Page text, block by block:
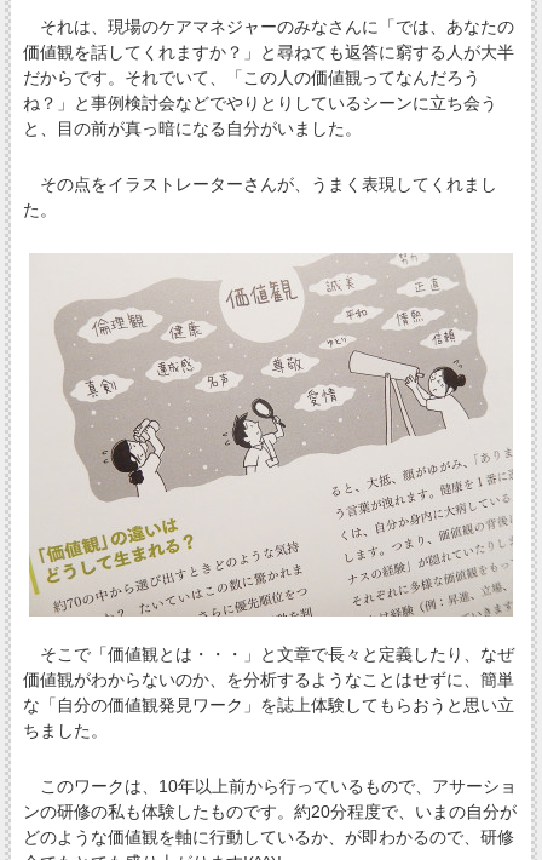
それは、現場のケアマネジャーのみなさんに「では、あなたの
価値観を話してくれますか？」と尋ねても返答に窮する人が大半
だからです。それでいて、「この人の価値観ってなんだろう
ね？」と事例検討会などでやりとりしているシーンに立ち会う
と、目の前が真っ暗になる自分がいました。
その点をイラストレーターさんが、うまく表現してくれまし
た。
そこで「価値観とは・・・」と文章で長々と定義したり、なぜ
価値観がわからないのか、を分析するようなことはせずに、簡単
な「自分の価値観発見ワーク」を誌上体験してもらおうと思い立
ちました。
このワークは、10年以上前から行っているもので、アサーショ
ンの研修の私も体験したものです。約20分程度で、いまの自分が
どのような価値観を軸に行動しているか、が即わかるので、研修